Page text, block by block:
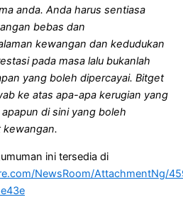
anda. Anda harus sentiasa
bebas dan
kewangan dan kedudukan
pada masa lalu bukanlah
yang boleh dipercayai. Bitget
ke atas apa-apa kerugian yang
di sini yang boleh
kewangan.
ini tersedia di
NewsRoom/AttachmentNg/